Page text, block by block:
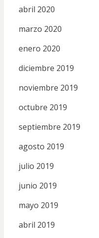
abril 2020
marzo 2020
enero 2020
diciembre 2019
noviembre 2019
octubre 2019
septiembre 2019
agosto 2019
julio 2019
junio 2019
mayo 2019
abril 2019